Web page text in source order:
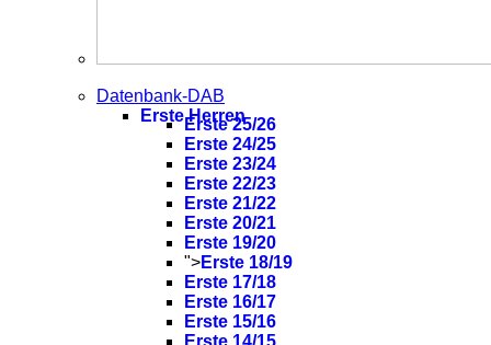
Datenbank-DAB
Erste Herren
Erste 25/26
Erste 24/25
Erste 23/24
Erste 22/23
Erste 21/22
Erste 20/21
Erste 19/20
">Erste 18/19
Erste 17/18
Erste 16/17
Erste 15/16
Erste 14/15